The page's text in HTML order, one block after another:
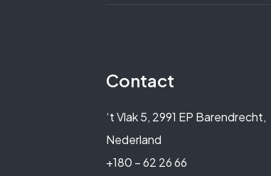
Contact
‘t Vlak 5, 2991 EP Barendrecht,
Nederland
+180 – 62 26 66